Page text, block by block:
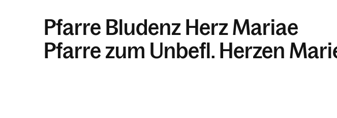
Pfarre Bludenz Herz Mariae
Pfarre zum Unbefl. Herzen